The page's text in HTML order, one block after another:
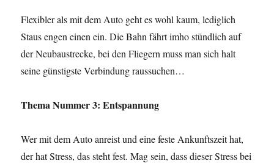
Flexibler als mit dem Auto geht es wohl kaum, lediglich
Staus engen einen ein. Die Bahn fährt imho stündlich auf
der Neubaustrecke, bei den Fliegern muss man sich halt
seine günstigste Verbindung raussuchen…
Thema Nummer 3: Entspannung
Wer mit dem Auto anreist und eine feste Ankunftszeit hat,
der hat Stress, das steht fest. Mag sein, dass dieser Stress bei